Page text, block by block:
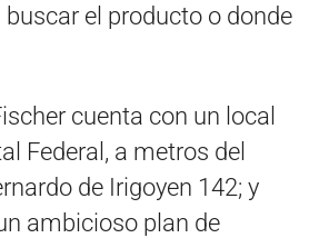
el producto o donde
cuenta con un local
Federal, a metros del
de Irigoyen 142; y
ambicioso plan de